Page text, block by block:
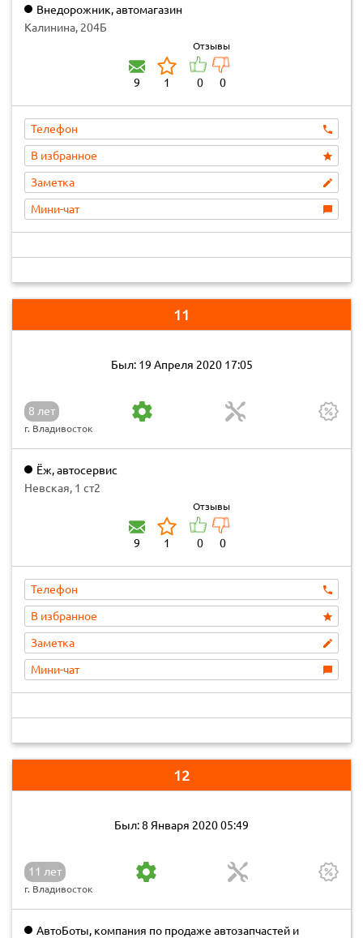
Внедорожник, автомагазин
Калинина, 204Б
9 1
Отзывы
0 0
Телефон
В избранное
Заметка
Мини-чат
11
Был: 19 Апреля 2020 17:05
8 лет
г. Владивосток
Ёж, автосервис
Невская, 1 ст2
9 1
Отзывы
0 0
Телефон
В избранное
Заметка
Мини-чат
12
Был: 8 Января 2020 05:49
11 лет
г. Владивосток
АвтоБоты, компания по продаже автозапчастей и